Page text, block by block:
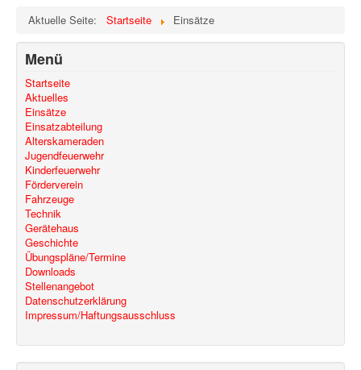
Aktuelle Seite:
Startseite Einsätze
Menü
Startseite
Aktuelles
Einsätze
Einsatzabteilung
Alterskameraden
Jugendfeuerwehr
Kinderfeuerwehr
Förderverein
Fahrzeuge
Technik
Gerätehaus
Geschichte
Übungspläne/Termine
Downloads
Stellenangebot
Datenschutzerklärung
Impressum/Haftungsausschluss